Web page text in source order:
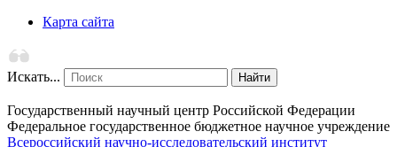
Карта сайта
Искать... Найти
Государственный научный центр Российской Федерации
Федеральное государственное бюджетное научное учреждение
Всероссийский научно-исследовательский институт